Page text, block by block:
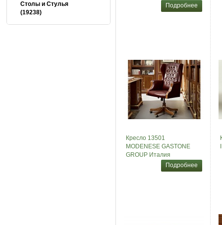
Столы и Cтулья
(19238)
Подробнее
Кресло 13501
MODENESE GASTONE
GROUP Италия
Подробнее